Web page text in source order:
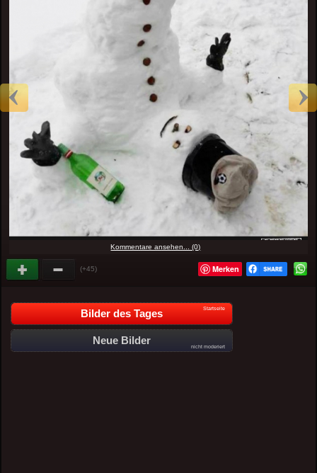
Kommentare ansehen... (0)
(+45) Merken
Bilder des Tages Startseite
Neue Bilder
nicht moderiert